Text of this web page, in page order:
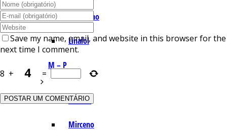
Limoneno
Linalol
M – P
Mentol
Mirceno
Save my name, email, and website in this browser for the
next time I comment.
8 + =